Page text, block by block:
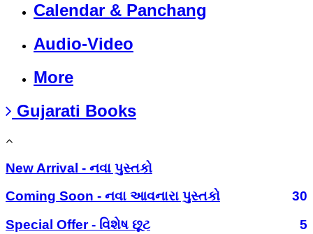
Calendar & Panchang
Audio-Video
More
Gujarati Books
New Arrival - નવા પુસ્તકો
Coming Soon - નવા આવનારા પુસ્તકો
30
Special Offer - વિશેષ છૂટ
5